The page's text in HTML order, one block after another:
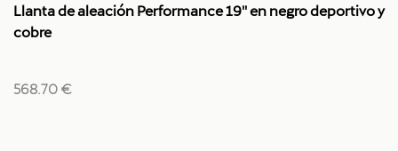
Llanta de aleación Performance 19'' en negro deportivo y
cobre
568.70 €